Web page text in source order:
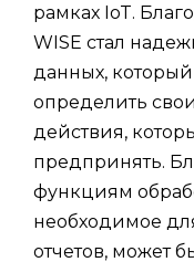
рамках IoT.
WISE стал
данных, который
определить
действия,
предпринять.
функциям
необходимое
отчетов, может